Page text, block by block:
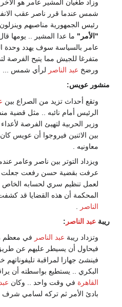
وزاد طغيان المشير عامر هو
شمس عندما قرر ناصر عقب
رئيس الجمهورية مناصبهم
"الأمر" ما عدا المشير .. يومها
عامر بالسياسة سوف يهدد وحدة
متفرغا للجيش مما يتيح الفرصة
ورضخ عبد الناصر لرأي شمس ...
منشور عويس:
وتقع أحداث تزيد من الصراع بين
الرئيس أمام نائبه .. مثل قضية
وزير الحربية لتهيئ الفرصة
بين الاثنين فيروجوا أن عويس
معاونيه .
ويزداد التوتر بين ناصر وعامر
عرفت بقضية حسن رفعت جعلت
لعمل تنظيم سري لحسابه
المحكمة أن هذه القضايا قد
الناصر
ريبة عبد الناصر :
وتزداد ريبة عبد الناصر في معظم
فيحاول أن يسيطر عليهم عن
فينشئ جهازا لمراقبة
البكري .. يستطيع بواسطته أن
القاهرة في وقت واحد .. وكان
بادئ الأمر ثم تركه لسامي شرف